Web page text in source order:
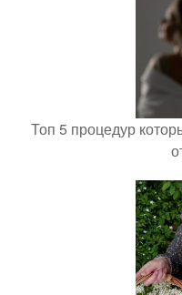
Топ 5 процедур